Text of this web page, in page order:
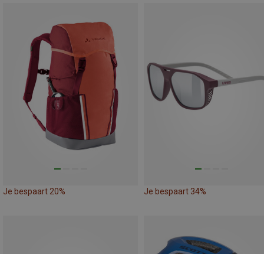
Je bespaart 20% Je bespaart 34%